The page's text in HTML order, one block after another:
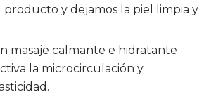
producto y dejamos la piel limpia y
masaje calmante e hidratante
la microcirculación y